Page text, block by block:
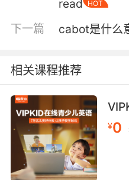
5. And this
exception.
6. You see, the
仙人掌很普通 但是陪伴
7. And that cactus,
仙人掌 那是 那是一辆撞
read
HOT
下一篇 cabot是什么
相关课程推荐
¥0